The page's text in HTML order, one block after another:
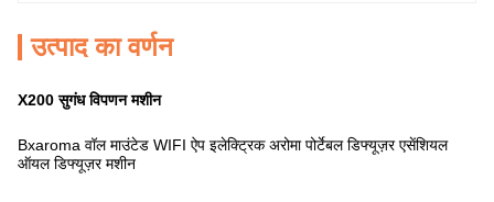
उत्पाद का वर्णन
X200 सुगंध विपणन मशीन
Bxaroma वॉल माउंटेड WIFI ऐप इलेक्ट्रिक अरोमा पोर्टेबल डिफ्यूज़र एसेंशियल
ऑयल डिफ्यूज़र मशीन